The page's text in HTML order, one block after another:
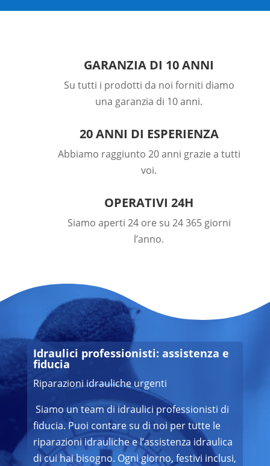
GARANZIA DI 10 ANNI
Su tutti i prodotti da noi forniti diamo
una garanzia di 10 anni.
20 ANNI DI ESPERIENZA
Abbiamo raggiunto 20 anni grazie a tutti
voi.
OPERATIVI 24H
Siamo aperti 24 ore su 24 365 giorni
l’anno.
Idraulici professionisti: assistenza e
fiducia
Riparazioni idrauliche urgenti
Siamo un team di idraulici professionisti di
fiducia. Puoi contare su di noi per tutte le
riparazioni idrauliche e l’assistenza idraulica
di cui hai bisogno. Ogni giorno, festivi inclusi,